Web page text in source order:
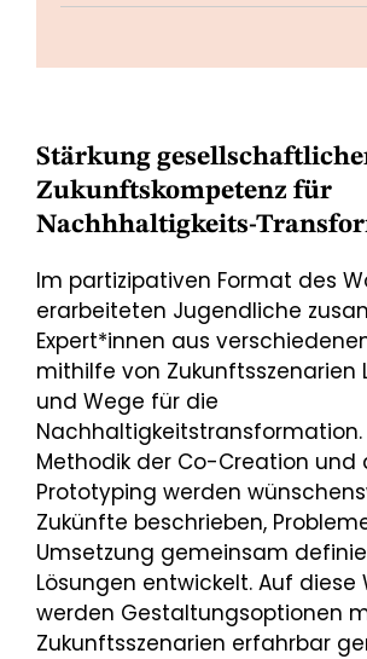
Stärkung
Zukunftskompetenz für
Nachhhaltigkeits-
Im partizipativen Format des
erarbeiteten Jugendliche
Expert*innen aus
mithilfe von Zukunftsszenarien
und Wege für die
Methodik der Co-Creation und
Prototyping werden
Zukünfte beschrieben,
Umsetzung gemeinsam
Lösungen entwickelt. Auf diese
werden Gestaltungsoptionen
Zukunftsszenarien erfahrbar